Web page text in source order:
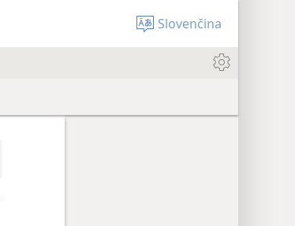
Slovenčina